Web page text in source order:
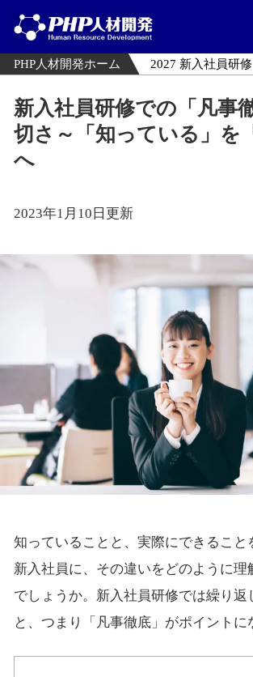
PHP人材開発ホーム 2027 新入社員研
新入社員研修での「凡事
切さ～「知っている」を
へ
2023年1月10日更新
知っていることと、実際にできること
新入社員に、その違いをどのように理
でしょうか。新入社員研修では繰り返
と、つまり「凡事徹底」がポイントに